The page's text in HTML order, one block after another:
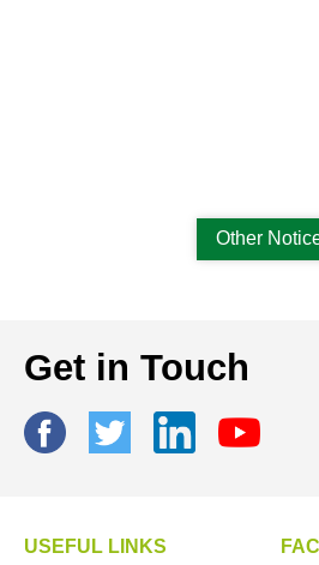
Other
Get in Touch
USEFUL LINKS